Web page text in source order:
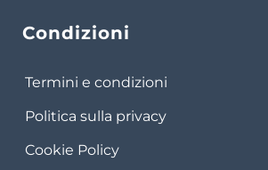
Condizioni
Termini e condizioni
Politica sulla privacy
Cookie Policy